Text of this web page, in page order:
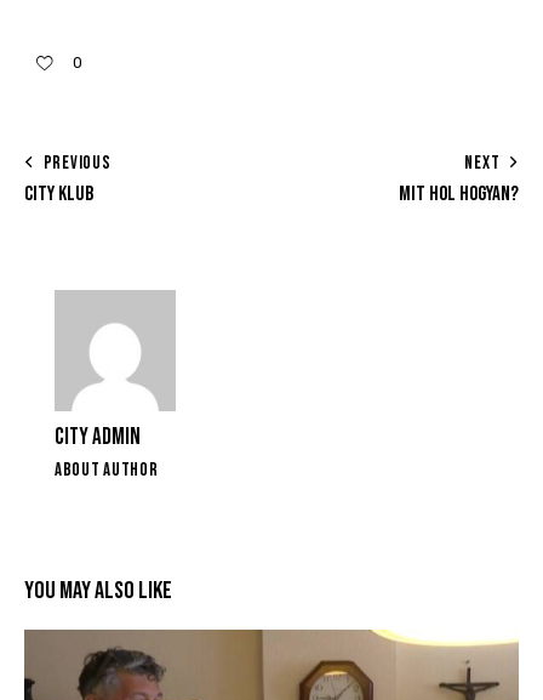
0
PREVIOUS
CITY KLUB
NEXT
MIT HOL HOGYAN?
CITY ADMIN
ABOUT AUTHOR
YOU MAY ALSO LIKE